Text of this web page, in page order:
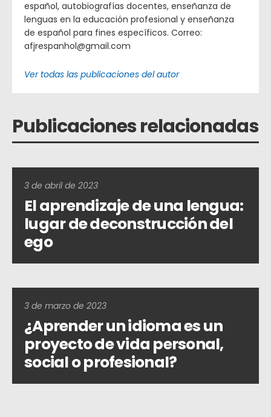
español, autobiografías docentes, enseñanza de
lenguas en la educación profesional y enseñanza
de español para fines específicos. Correo:
afjrespanhol@gmail.com
Ver todas las publicaciones del autor
Publicaciones relacionadas
3 de abril de 2023
El aprendizaje de una lengua:
lugar de deconstrucción del
ego
3 de marzo de 2023
¿Aprender un idioma es un
proyecto de vida personal,
social o profesional?